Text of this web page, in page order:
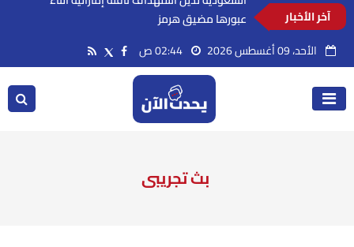
آخر الأخبار
السعودية تدين استهداف ناقلة إماراتية أثناء
الأحد، 09 أغسطس 2026
بث تجريبى